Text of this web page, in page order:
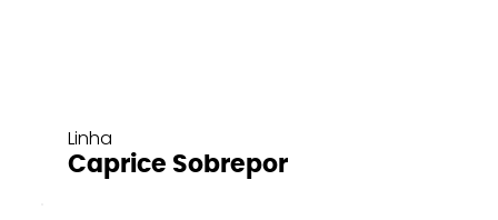
Linha
Caprice Sobrepor